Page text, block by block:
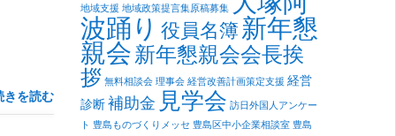
きを読む
地域支援 地域政策提言集原稿募集
波踊り 役員名簿新年懇
親会新年懇親会会長挨
拶 無料相談会 理事会 経営改善計画策定支援 経営
診断補助金 見学会 訪日外国人アンケー
ト 豊島ものづくりメッセ 豊島区中小企業相談室 豊島